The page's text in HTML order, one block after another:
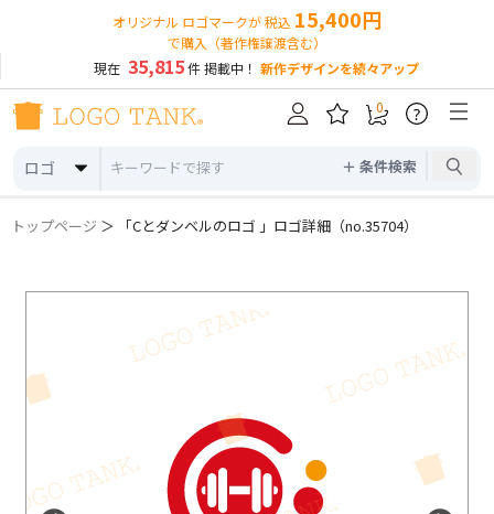
オリジナル ロゴマークが 税込 15,400円
で購入（著作権譲渡含む）
現在 35,815件 掲載中！ 新作デザインを続々アップ
ロゴ ＋ 条件検索
0 ?
トップページ ＞ 「Cとダンベルのロゴ 」ロゴ詳細（no.35704）